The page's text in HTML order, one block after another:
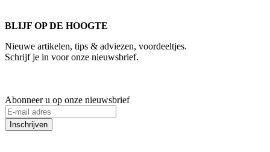
BLIJF OP DE HOOGTE
Nieuwe artikelen, tips & adviezen, voordeeltjes.
Schrijf je in voor onze nieuwsbrief.
Abonneer u op onze nieuwsbrief
Inschrijven